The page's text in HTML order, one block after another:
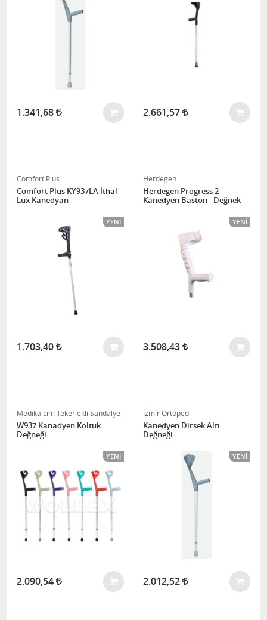
1.341,68 2.661,57
Comfort Plus
Comfort Plus KY937LA İthal
Lux Kanedyan
YENI
1.703,40
Herdegen
Herdegen Progress 2
Kanedyen Baston - Değnek
YENI
3.508,43
Medikalcim Tekerlekli Sandalye
W937 Kanadyen Koltuk
Değneği
YENI
2.090,54
İzmir Ortopedi
Kanedyen Dirsek Altı
Değneği
YENI
2.012,52